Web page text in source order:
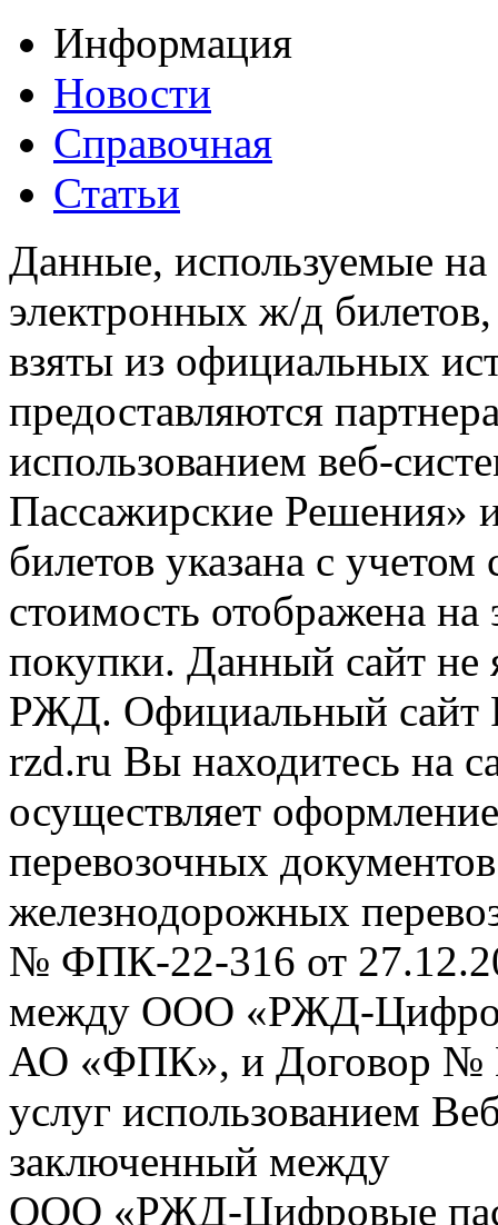
Информация
Новости
Справочная
Статьи
Данные, используемые на
электронных ж/д
взяты из официальных
предоставляются
использованием веб-
Пассажирские
билетов указана с
стоимость отображена
покупки. Данный сайт не
РЖД. Официальный сайт
rzd.ru Вы находитесь на
осуществляет
перевозочных
железнодорожных
№ ФПК-22-316 от
между ООО «РЖД-
АО «ФПК», и Договор №
услуг использованием
заключенный между
ООО «РЖД-Цифровые